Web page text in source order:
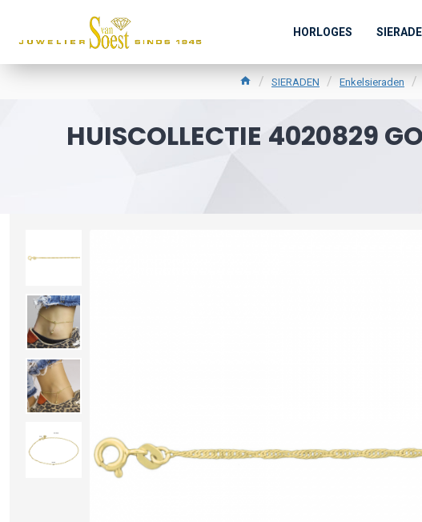
HORLOGES
SIERADEN Enkelsieraden
HUISCOLLECTIE 4020829